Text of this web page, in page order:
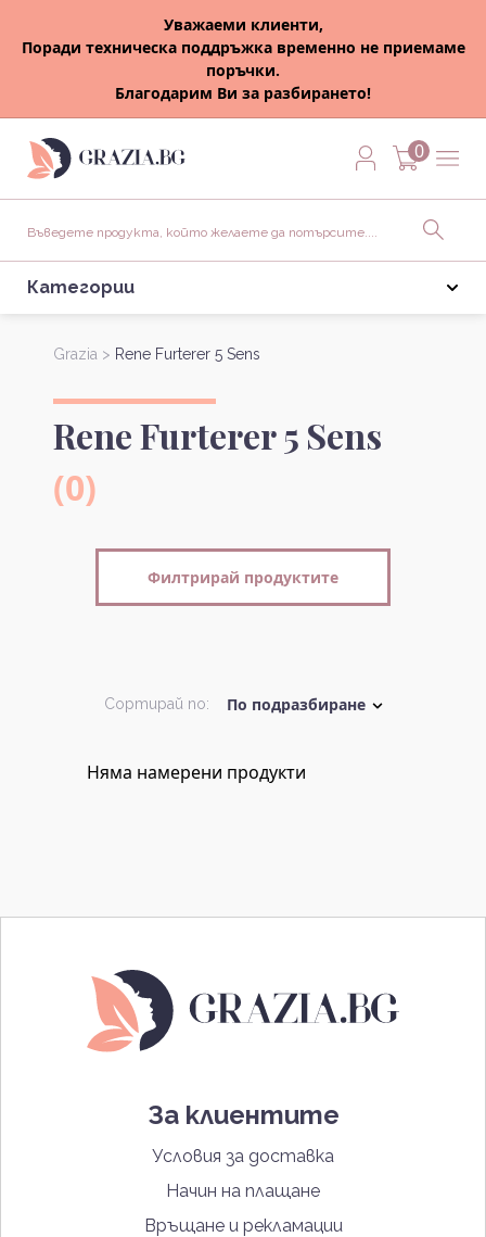
Уважаеми клиенти,
Поради техническа поддръжка временно не приемаме
поръчки.
Благодарим Ви за разбирането!
0
Категории
Grazia > Rene Furterer 5 Sens
Rene Furterer 5 Sens
(0)
Филтрирай продуктите
Сортирай по:
Няма намерени продукти
За клиентите
Условия за доставка
Начин на плащане
Връщане и рекламации